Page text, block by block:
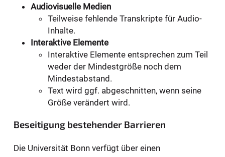
Audiovisuelle Medien
Teilweise fehlende Transkripte für Audio-
Inhalte.
Interaktive Elemente
Interaktive Elemente entsprechen zum Teil
weder der Mindestgröße noch dem
Mindestabstand.
Text wird ggf. abgeschnitten, wenn seine
Größe verändert wird.
Beseitigung bestehender Barrieren
Die Universität Bonn verfügt über einen